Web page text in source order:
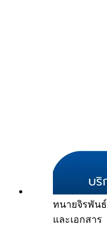
ทนายจิรพันธ์
และเอกสาร